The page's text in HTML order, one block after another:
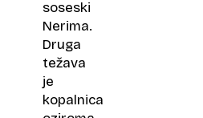
soseski
Nerima.
Druga
težava
je
kopalnica